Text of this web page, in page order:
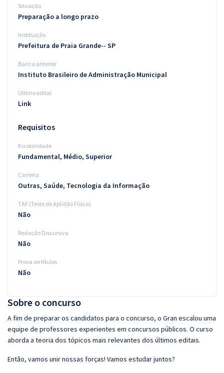
Conteúdo gratuito
Blog
Sobre o concurso
A fim de preparar os candidatos para o concurso, o Gran escalou uma
equipe de professores experientes em concursos públicos. O curso
aborda a teoria dos tópicos mais relevantes dos últimos editais.
Então, vamos unir nossas forças! Vamos estudar juntos?
Situação
Preparação a longo prazo
Instituição
Prefeitura de Praia Grande-- SP
Banca anterior
Instituto Brasileiro de Administração Municipal
Último edital
Link
Requisitos
Escolaridade
Fundamental, Médio, Superior
Carreira
Outras, Saúde, Tecnologia da Informação
TAF (Teste de Aptidão Física)
Não
Redação Discursiva
Não
Prova de títulos
Não